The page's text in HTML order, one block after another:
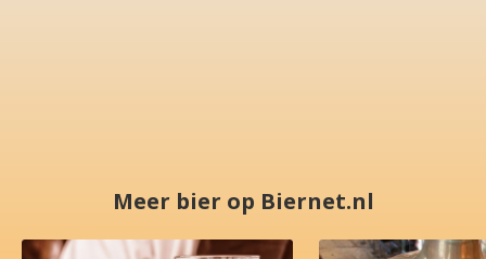
Meer bier op Biernet.nl